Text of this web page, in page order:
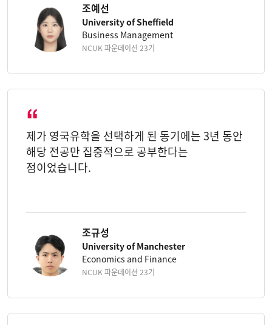
조예선
University of Sheffield
Business Management
NCUK 파운데이션 23기
제가 영국유학을 선택하게 된 동기에는 3년 동안
해당 전공만 집중적으로 공부한다는
점이었습니다.
조규성
University of Manchester
Economics and Finance
NCUK 파운데이션 23기